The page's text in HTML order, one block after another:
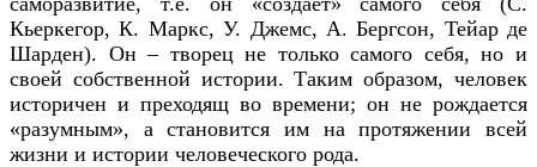
Кьеркегор, К. Маркс, У. Джемс, А. Бергсон, Тейар де
Шарден). Он – творец не только самого себя, но и
своей собственной истории. Таким образом, человек
историчен и преходящ во времени; он не рождается
«разумным», а становится им на протяжении всей
жизни и истории человеческого рода.